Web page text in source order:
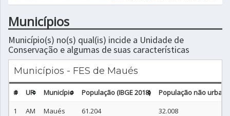
Municípios
Município(s) no(s) qual(is) incide a Unidade de
Conservação e algumas de suas características
Municípios - FES de Maués
# UF Município População (IBGE 2018)
População não urbana
1
AM Maués 61.204 32.008